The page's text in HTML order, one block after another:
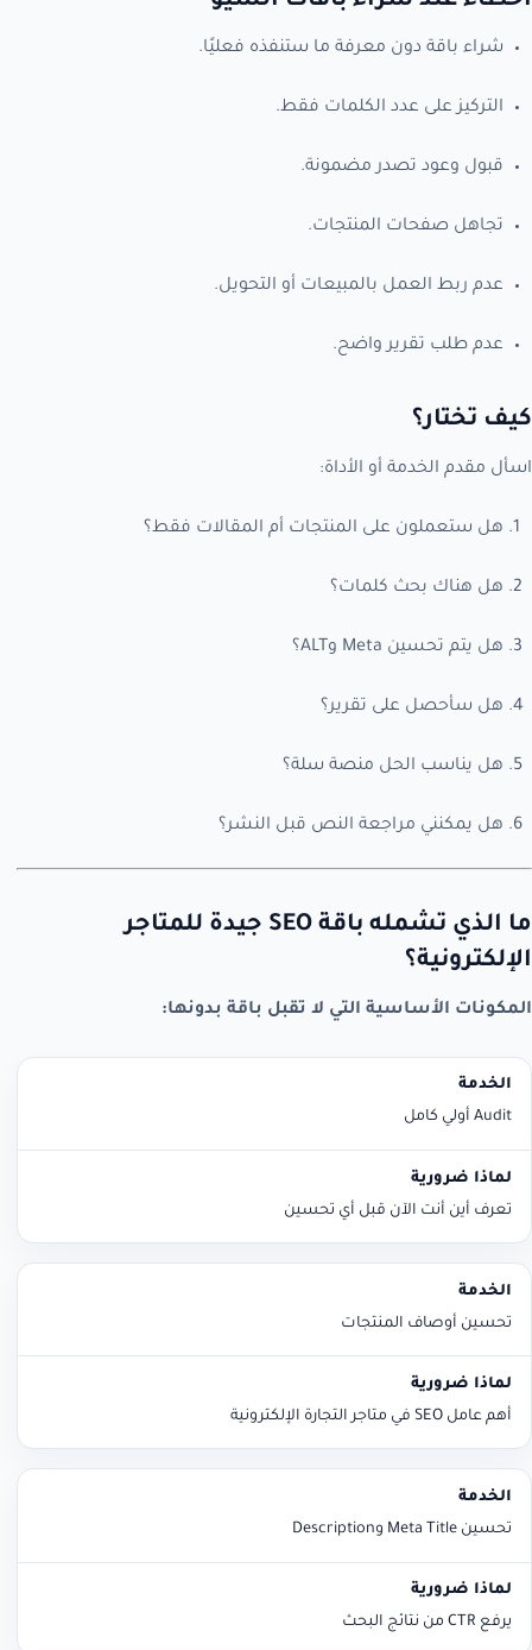
شراء باقة دون معرفة ما ستنفذه فعليًا.
التركيز على عدد الكلمات فقط.
قبول وعود تصدر مضمونة.
تجاهل صفحات المنتجات.
عدم ربط العمل بالمبيعات أو التحويل.
عدم طلب تقرير واضح.
كيف تختار؟
اسأل مقدم الخدمة أو الأداة:
هل ستعملون على المنتجات أم المقالات فقط؟
هل هناك بحث كلمات؟
هل يتم تحسين Meta وALT؟
هل سأحصل على تقرير؟
هل يناسب الحل منصة سلة؟
هل يمكنني مراجعة النص قبل النشر؟
ما الذي تشمله باقة SEO جيدة للمتاجر
الإلكترونية؟
المكونات الأساسية التي لا تقبل باقة بدونها:
الخدمة
Audit أولي كامل
تعرف أين أنت الآن قبل أي تحسين
تحسين أوصاف المنتجات
أهم عامل SEO في متاجر التجارة الإلكترونية
تحسين Meta Title وDescription
يرفع CTR من نتائج البحث